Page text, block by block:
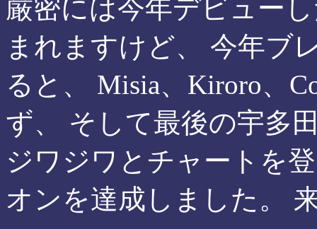
厳密には今年デビュー
まれますけど、 今年ブ
ると、 Misia、Kiroro、
ず、 そして最後の宇多
ジワジワとチャートを
オンを達成しました。